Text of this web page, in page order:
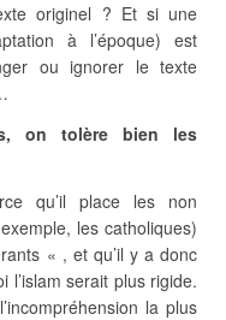
originel ? Et si une
à l’époque) est
ou ignorer le texte
on tolère bien les
qu’il place les non
les catholiques)
« , et qu’il y a donc
l’islam serait plus rigide.
la plus